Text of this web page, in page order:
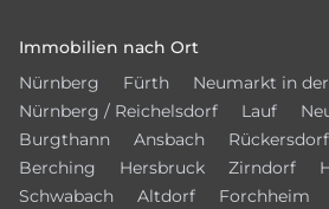
Immobilien nach Ort
Nürnberg
Fürth
Neumarkt in
Nürnberg / Reichelsdorf
Lauf
Burgthann
Ansbach Rückersdorf
Berching
Hersbruck Zirndorf
Schwabach
Altdorf Forchheim